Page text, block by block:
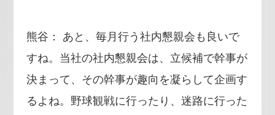
熊谷： あと、毎月行う社内懇親会も良いで
すね。当社の社内懇親会は、立候補で幹事が
決まって、その幹事が趣向を凝らして企画す
るよね。野球観戦に行ったり、迷路に行った